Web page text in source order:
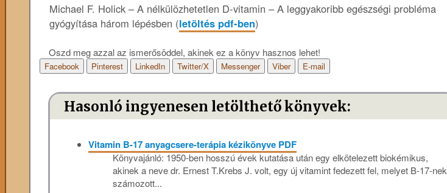
Michael F. Holick – A nélkülözhetetlen D-vitamin – A leggyakoribb egészségi probléma
gyógyítása három lépésben (letöltés pdf-ben)
Oszd meg azzal az ismerősöddel, akinek ez a könyv hasznos lehet!
Facebook Pinterest LinkedIn Twitter/X Messenger Viber E-mail
Hasonló ingyenesen letölthető könyvek:
Vitamin B-17 anyagcsere-terápia kézikönyve PDF
Könyvajánló: 1950-ben hosszú évek kutatása után egy elkötelezett biokémikus,
akinek a neve dr. Ernest T.Krebs J. volt, egy új vitamint fedezett fel, melyet B-17-nek
számozott...